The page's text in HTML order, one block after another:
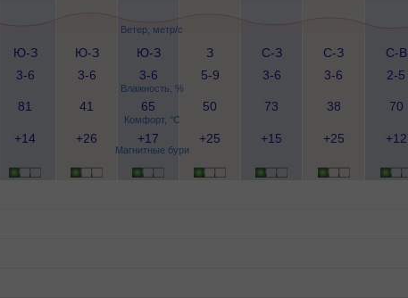
Ветер, метр/с
Влажность, %
Комфорт, °C
Магнитные бури
Ю-З
3-6
Ю-З
3-6
Ю-З
3-6
З
5-9
С-З
3-6
С-З
3-6
С-В
2-5
81 41 65 50 73 38 70
+14 +26 +17 +25 +15 +25 +12